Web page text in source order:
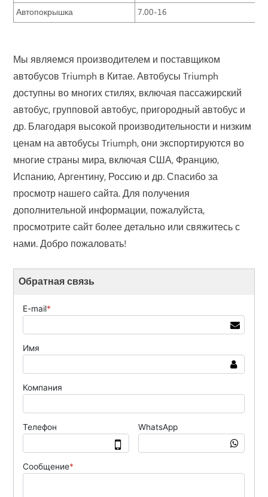
Автопокрышка
7.00-16
Мы являемся производителем и поставщиком
автобусов Triumph в Китае. Автобусы Triumph
доступны во многих стилях, включая пассажирский
автобус, групповой автобус, пригородный автобус и
др. Благодаря высокой производительности и низким
ценам на автобусы Triumph, они экспортируются во
многие страны мира, включая США, Францию,
Испанию, Аргентину, Россию и др. Спасибо за
просмотр нашего сайта. Для получения
дополнительной информации, пожалуйста,
просмотрите сайт более детально или свяжитесь с
нами. Добро пожаловать!
Обратная связь